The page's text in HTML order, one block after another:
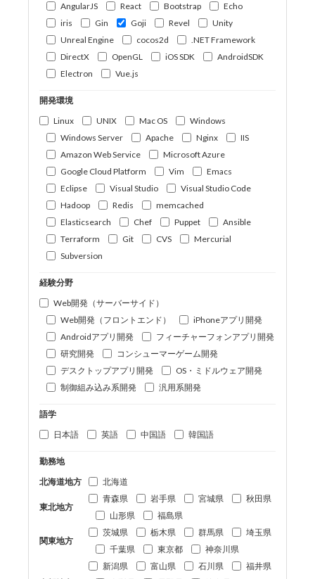
AngularJS
React Bootstrap
Echo
iris
Gin Goji Revel
Unity
Unreal Engine
cocos2d
.NET Framework
DirectX
OpenGL iOS SDK
AndroidSDK
Electron
Vue.js
開発環境
Linux
UNIX Mac OS
Windows
Windows Server
Apache Nginx
IIS
Amazon Web Service
Microsoft Azure
Google Cloud Platform
Vim
Emacs
Eclipse
Visual Studio
Visual Studio Code
Hadoop
Redis
memcached
Elasticsearch
Chef Puppet
Ansible
Terraform
Git CVS
Mercurial
Subversion
経験分野
Web開発（サーバーサイド）
Web開発（フロントエンド）
iPhoneアプリ開発
Androidアプリ開発
フィーチャーフォンアプリ開発
研究開発
コンシューマーゲーム開発
デスクトップアプリ開発
OS・ミドルウェア開発
制御組み込み系開発
汎用系開発
語学
日本語
英語 中国語 韓国語
勤務地
北海道地方
北海道
東北地方
青森県 岩手県 宮城県
秋田県
山形県
福島県
関東地方
茨城県 栃木県 群馬県
埼玉県
千葉県
東京都 神奈川県
新潟県 富山県 石川県
福井県